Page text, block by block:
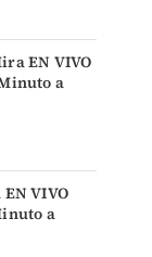
EN VIVO
a
VIVO
a